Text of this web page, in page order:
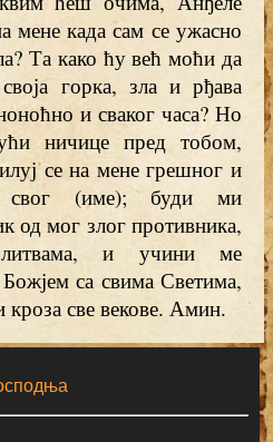
мене када сам се ужасно
Та како ћу већ моћи да
горка, зла и рђава
и сваког часа? Но
ничице пред тобом,
се на мене грешног и
свог (име); буди ми
од мог злог противника,
и учини ме
са свима Светима,
кроза све векове. Амин.